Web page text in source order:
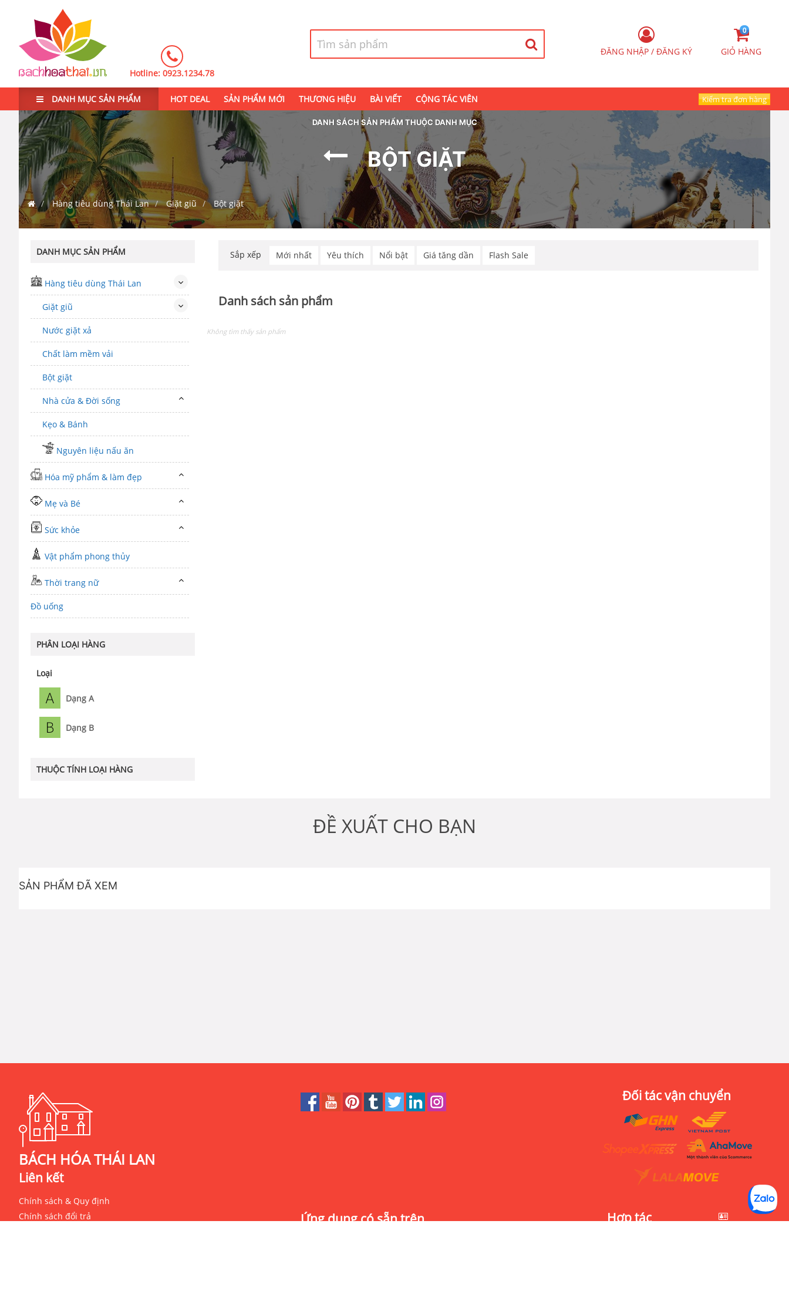
Hotline: 0923.1234.78
ĐĂNG NHẬP / ĐĂNG KÝ
0
GIỎ HÀNG
DANH MỤC SẢN PHẨM HOT DEAL SẢN PHẨM MỚI THƯƠNG HIỆU BÀI VIẾT CỘNG TÁC VIÊN Kiểm tra đơn hàng
DANH SÁCH SẢN PHẨM THUỘC DANH MỤC
BỘT GIẶT
Hàng tiêu dùng Thái Lan Giặt giũ Bột giặt
DANH MỤC SẢN PHẨM
Hàng tiêu dùng Thái Lan
Giặt giũ
Nước giặt xả
Chất làm mềm vải
Bột giặt
Nhà cửa & Đời sống
Kẹo & Bánh
Nguyên liệu nấu ăn
Hóa mỹ phẩm & làm đẹp
Mẹ và Bé
Sức khỏe
Vật phẩm phong thủy
Thời trang nữ
Đồ uống
PHÂN LOẠI HÀNG
Loại
Dạng A
Dạng B
THUỘC TÍNH LOẠI HÀNG
Sắp xếp Mới nhất Yêu thích Nổi bật Giá tăng dần Flash Sale
Danh sách sản phẩm
Không tìm thấy sản phẩm
ĐỀ XUẤT CHO BẠN
SẢN PHẨM ĐÃ XEM
BÁCH HÓA THÁI LAN
Liên kết
Chính sách & Quy định
Chính sách đổi trả
Ứng dụng có sẵn trên
Đối tác vận chuyển
Hợp tác